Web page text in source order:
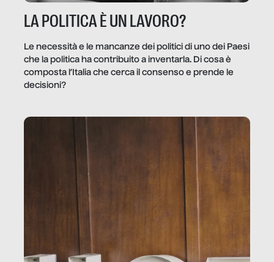
LA POLITICA È UN LAVORO?
Le necessità e le mancanze dei politici di uno dei Paesi
che la politica ha contribuito a inventarla. Di cosa è
composta l’Italia che cerca il consenso e prende le
decisioni?